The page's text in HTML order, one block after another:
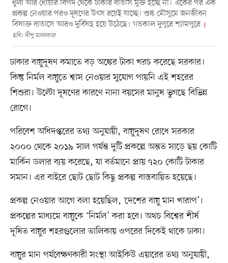
ধুলা আর ধোঁয়ার বিপদ থেকে ঢাকার বাতাস মুক্ত হচ্ছে না। একের পর এক
প্রকল্প নেওয়ার পরও দূষণের উৎস রয়েই যাচ্ছে। শুষ্ক মৌসুমে জনজীবন
বিষাক্ত বাতাসে আরও দুর্বিষহ হয়ে উঠেছে। গতকাল দুপুরে শ্যামপুরে
ছবি: দীপু মালাকার
ঢাকার বায়ুদূষণ কমাতে বড় অঙ্কের টাকা খরচ করেছে সরকার।
কিন্তু নির্মল বায়ুতে শ্বাস নেওয়ার সুযোগ পায়নি এই শহরের
শিশুরা। উল্টো দূষণের কারণে নানা বয়সের মানুষ ভুগছে বিভিন্ন
রোগে।
পরিবেশ অধিদপ্তরের তথ্য অনুযায়ী, বায়ুদূষণ রোধে সরকার
২০০০ থেকে ২০১৯ সাল পর্যন্ত দুটি প্রকল্পে অন্তত সাড়ে ছয় কোটি
মার্কিন ডলার ব্যয় করেছে, যা বর্তমানে প্রায় ৭২০ কোটি টাকার
সমান। এর বাইরে ছোট ছোট কিছু প্রকল্প বাস্তবায়িত হয়েছে।
প্রকল্প নেওয়ার আগে বলা হয়েছিল, ‘দেশের বায়ু মান খারাপ’।
প্রকল্পের মাধ্যমে বায়ুকে ‘নির্মল’ করা হবে। অথচ বিশ্বের শীর্ষ
দূষিত বায়ুর শহরগুলোর তালিকায় ওপরের দিকেই থাকে ঢাকা।
বায়ুর মান পর্যবেক্ষণকারী সংস্থা আইকিউ এয়ারের তথ্য অনুযায়ী,